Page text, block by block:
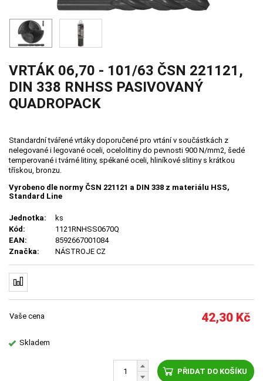
VRTÁK 06,70 - 101/63 ČSN 221121,
DIN 338 RNHSS PASIVOVANÝ
QUADROPACK
Standardní tvářené vrtáky doporučené pro vrtání v součástkách z
nelegované i legované oceli, ocelolitiny do pevnosti 900 N/mm2, šedé
temperované i tvárné litiny, spékané oceli, hliníkové slitiny s krátkou
třískou, bronzu.
Vyrobeno dle normy ČSN 221121 a DIN 338 z materiálu HSS,
Standard Line
Jednotka:
ks
Kód:
1121RNHSS0670Q
EAN:
8592667001084
Značka:
NÁSTROJE CZ
Vaše cena 42,30 Kč
Skladem
PŘIDAT DO KOŠÍKU